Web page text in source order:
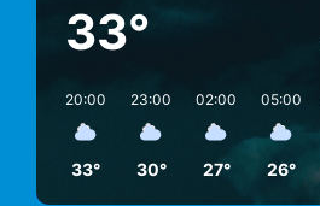
33°
20:00
33°
23:00
30°
02:00
27°
05:00
26°